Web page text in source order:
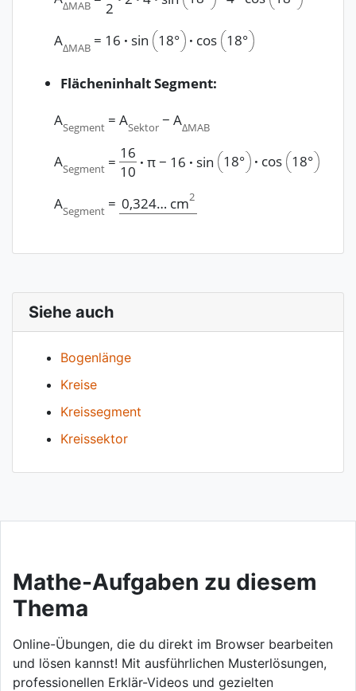
ΔMAB 2
AΔMAB = 16 · sin 18° · cos 18°
Flächeninhalt Segment:
ASegment = ASektor − AΔMAB
ASegment =
16
10
· π− 16 · sin 18° · cos 18°
ASegment = 0,324… cm2
Siehe auch
Bogenlänge
Kreise
Kreissegment
Kreissektor
Mathe-Aufgaben zu diesem
Thema
Online-Übungen, die du direkt im Browser bearbeiten
und lösen kannst! Mit ausführlichen Musterlösungen,
professionellen Erklär-Videos und gezielten